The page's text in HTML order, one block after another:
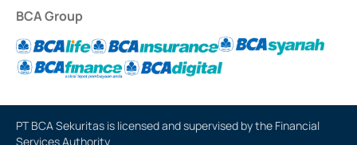
BCA Group
PT BCA Sekuritas is licensed and supervised by the Financial
Services Authority